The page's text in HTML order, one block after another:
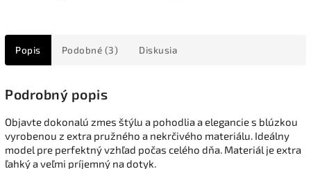
Popis Podobné (3) Diskusia
Podrobný popis
Objavte dokonalú zmes štýlu a pohodlia a elegancie s blúzkou
vyrobenou z extra pružného a nekrčivého materiálu. Ideálny
model pre perfektný vzhľad počas celého dňa. Materiál je extra
ľahký a veľmi príjemný na dotyk.